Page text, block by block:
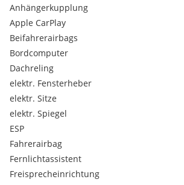
Geschwindigkeitsbegrenzer
Batterie 420A (70Ah)
Batterie/Generator Kapazität Standard
Bauteilesatz ohne länderspezifische
Beifahrersitzlehne nicht umklappbar
Betriebserlaubnis Nachtrag
Bordliteratur in Deutsch (Deutschland)
Bordwerkzeug und Wagenheber
Chrom-Applikationen an Spiegeleinstell- -
Fensterheberschaltern - Türzuziehgriffen
Türinnenbetätigung in Chrom matt
Chromleisten an den Seitenfenstern
Dachhimmel
Dachreling silber eloxiert
Anhängerkupplung
Apple CarPlay
Beifahrerairbags
Bordcomputer
Dachreling
elektr. Fensterheber
elektr. Sitze
elektr. Spiegel
ESP
Fahrerairbag
Fernlichtassistent
Freisprecheinrichtung